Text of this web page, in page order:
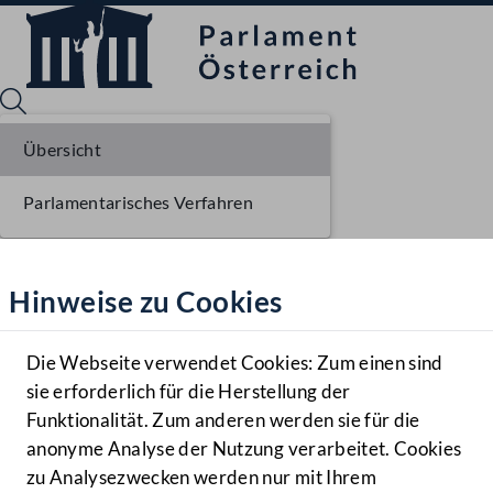
Hilfe
Benutzer
Navigationsmenü öffnen
MENÜ
Hinweise zu Cookies
Die Webseite verwendet Cookies: Zum einen sind
sie erforderlich für die Herstellung der
Funktionalität. Zum anderen werden sie für die
anonyme Analyse der Nutzung verarbeitet. Cookies
zu Analysezwecken werden nur mit Ihrem
Übersicht
Parlamentarisches Verfahren